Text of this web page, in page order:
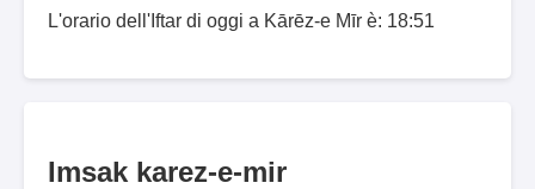
L'orario dell'Iftar di oggi a Kārēz-e Mīr è: 18:51
Imsak karez-e-mir